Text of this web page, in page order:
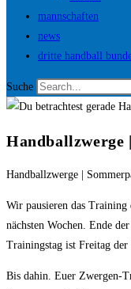
mannschaften
news
dritte handball
Suche
Handballzwerge
Handballzwerge |
Wir pausieren das
nächsten Wochen. Ende
Trainingstag ist Freitag
Bis dahin. Euer Zwergen-